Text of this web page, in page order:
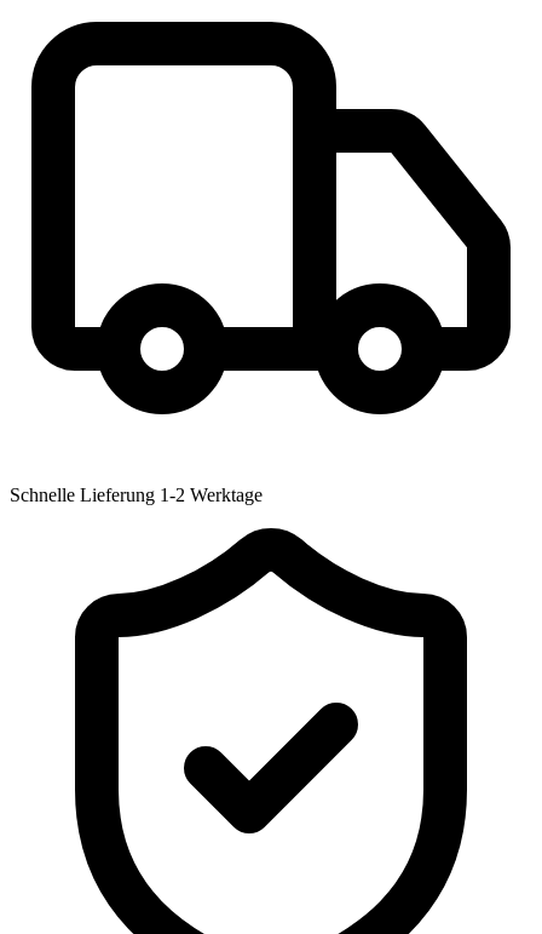
Schnelle Lieferung 1-2 Werktage